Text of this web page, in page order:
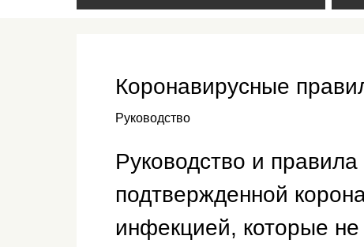
Коронавирусные
Руководство
Руководство и
подтвержденной
инфекцией, которые